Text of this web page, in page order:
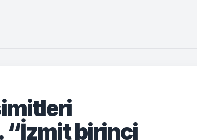
“İzmit birinci